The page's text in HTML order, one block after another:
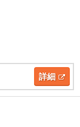
詳細